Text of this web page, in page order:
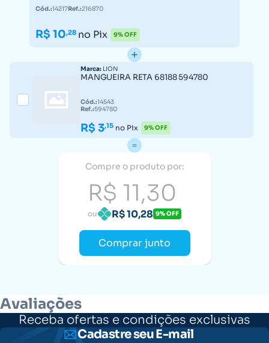
Cód.:14217Ref.:216870
R$ 10,28 no Pix 9% OFF
Marca: LION
MANGUEIRA RETA 68188 594780
Cód.:14543
Ref.:594780
R$ 3,15 no Pix 9% OFF
Compre o produto por:
R$ 11,30
ou R$ 10,28 9% OFF
Comprar junto
Avaliações
Receba ofertas e condições exclusivas
Cadastre seu E-mail